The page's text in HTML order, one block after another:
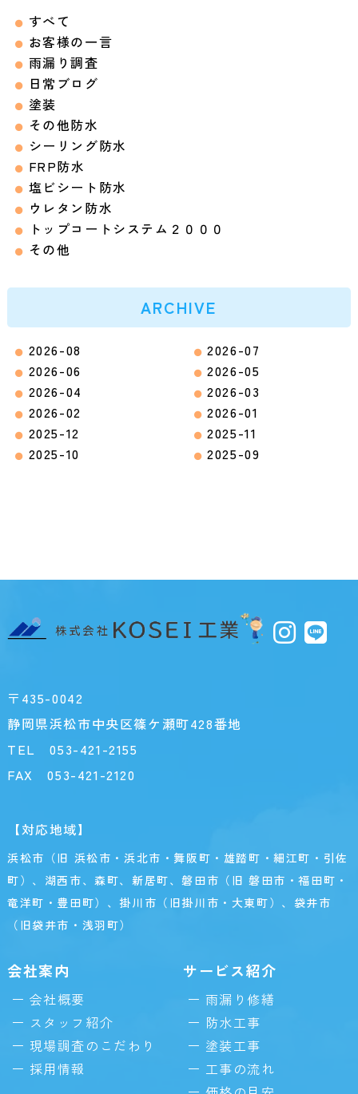
すべて
お客様の一言
雨漏り調査
日常ブログ
塗装
その他防水
シーリング防水
FRP防水
塩ビシート防水
ウレタン防水
トップコートシステム２０００
その他
ARCHIVE
2026-08
2026-07
2026-06
2026-05
2026-04
2026-03
2026-02
2026-01
2025-12
2025-11
2025-10
2025-09
〒435-0042
静岡県浜松市中央区篠ケ瀬町428番地
TEL053-421-2155
FAX 053-421-2120
【対応地域】
浜松市（旧 浜松市・浜北市・舞阪町・雄踏町・細江町・引佐
町）、湖西市、森町、新居町、磐田市（旧 磐田市・福田町・
竜洋町・豊田町）、掛川市（旧掛川市・大東町）、袋井市
（旧袋井市・浅羽町）
会社案内
会社概要
スタッフ紹介
現場調査のこだわり
採用情報
サービス紹介
雨漏り修繕
防水工事
塗装工事
工事の流れ